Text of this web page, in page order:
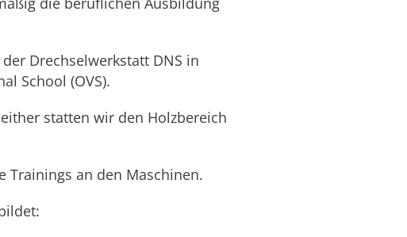
Drechselwerkstatt DNS in
School (OVS).
statten wir den Holzbereich
an den Maschinen.